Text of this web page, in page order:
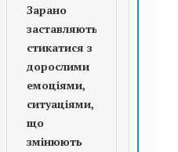
Зарано
заставляють
стикатися з
дорослими
емоціями,
ситуаціями,
що
змінюють